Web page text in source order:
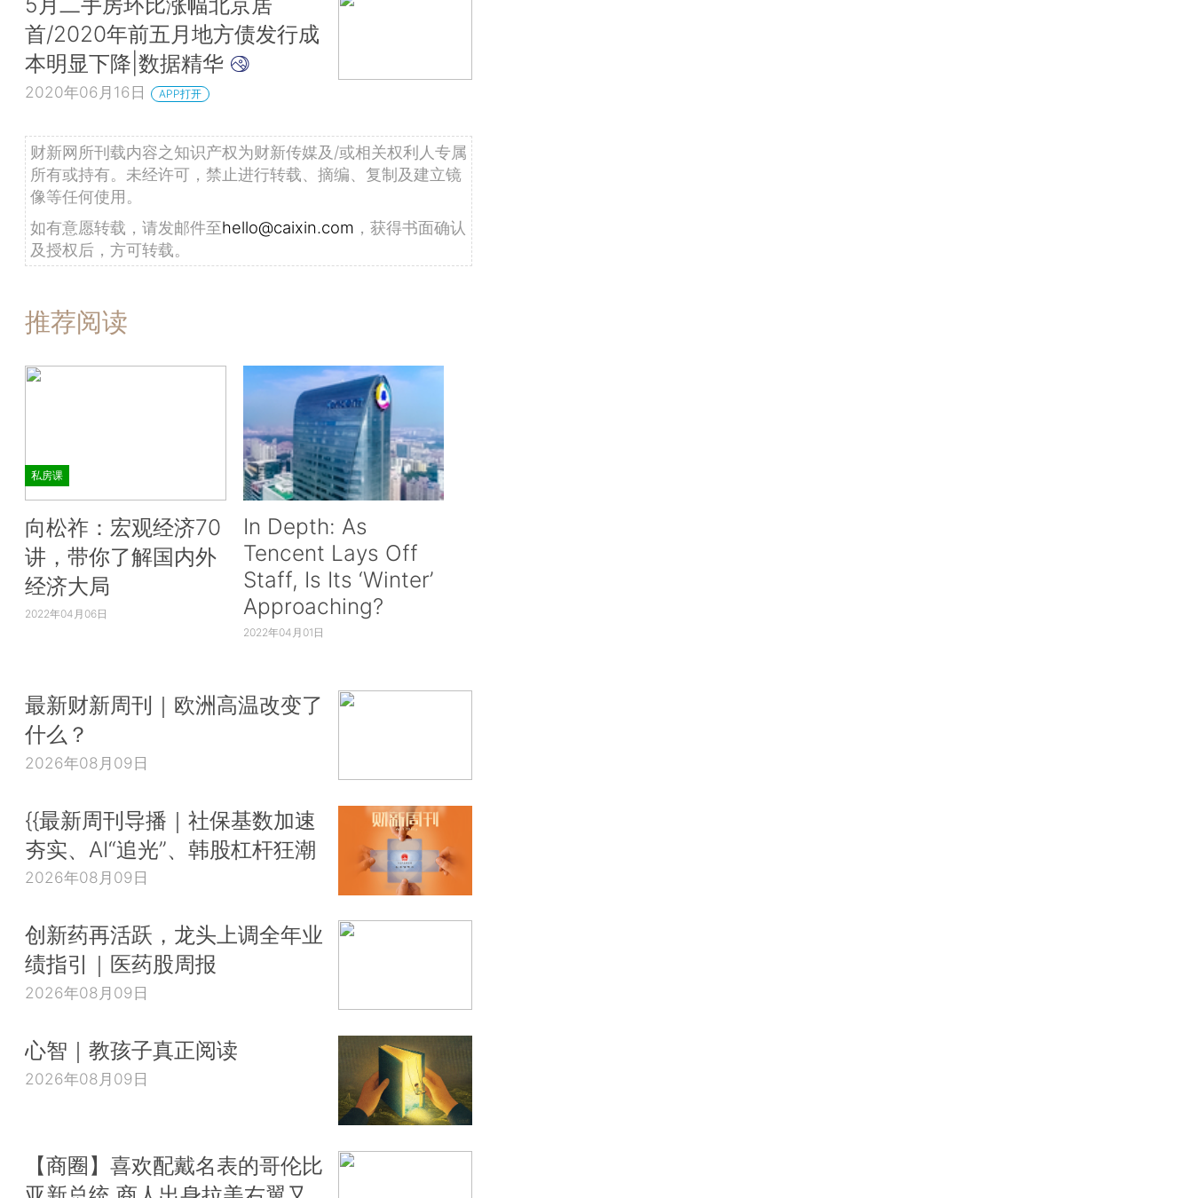
首/2020年前五月地方债发行成
本明显下降|数据精华
2020年06月16日 APP打开
财新网所刊载内容之知识产权为财新传媒及/或相关权利人专属
所有或持有。未经许可，禁止进行转载、摘编、复制及建立镜
像等任何使用。
如有意愿转载，请发邮件至hello@caixin.com ，获得书面确认
及授权后，方可转载。
推荐阅读
私房课
向松祚：宏观经济70
讲，带你了解国内外
经济大局
2022年04月06日
In Depth: As
Tencent Lays Off
Staff, Is Its ‘Winter’
Approaching?
2022年04月01日
最新财新周刊｜欧洲高温改变了
什么？
2026年08月09日
{{最新周刊导播｜社保基数加速
夯实、AI“追光”、韩股杠杆狂潮
2026年08月09日
创新药再活跃，龙头上调全年业
绩指引｜医药股周报
2026年08月09日
心智｜教孩子真正阅读
2026年08月09日
【商圈】喜欢配戴名表的哥伦比